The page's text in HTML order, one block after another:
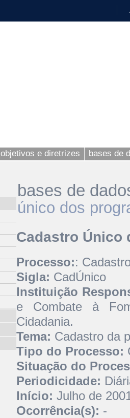
objetivos e diretrizes bases de
bases de
único dos
Cadastro Único
Processo::
Sigla: CadÚnico
Instituição
e Combate à
Cidadania.
Tema: Cadastro da
Tipo do Processo:
Situação do
Periodicidade:
Início: Julho de
Ocorrência(s): -